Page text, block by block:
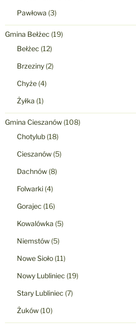
Pawłowa (3)
Gmina Bełżec (19)
Bełżec (12)
Brzeziny(2)
Chyże(4)
Żyłka (1)
Gmina Cieszanów(108)
Chotylub(18)
Cieszanów(5)
Dachnów(8)
Folwarki(4)
Gorajec (16)
Kowalówka (5)
Niemstów(5)
Nowe Sioło(11)
Nowy Lubliniec (19)
Stary Lubliniec (7)
Żuków(10)